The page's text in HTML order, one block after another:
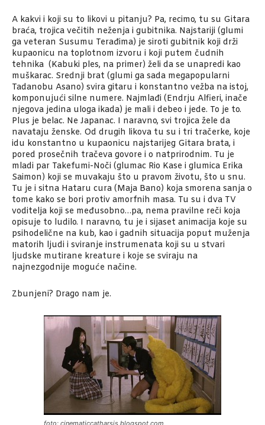
A kakvi i koji su to likovi u pitanju? Pa, recimo, tu su Gitara
braća, trojica večitih neženja i gubitnika. Najstariji (glumi
ga veteran Susumu Terađima) je siroti gubitnik koji drži
kupaonicu na toplotnom izvoru i koji putem čudnih
tehnika (Kabuki ples, na primer) želi da se unapredi kao
muškarac. Srednji brat (glumi ga sada megapopularni
Tadanobu Asano) svira gitaru i konstantno vežba na istoj,
komponujući silne numere. Najmlađi (Endrju Alfieri, inače
njegova jedina uloga ikada) je mali i debeo i jede. To je to.
Plus je belac. Ne Japanac. I naravno, svi trojica žele da
navataju ženske. Od drugih likova tu su i tri tračerke, koje
idu konstantno u kupaonicu najstarijeg Gitara brata, i
pored prosečnih tračeva govore i o natprirodnim. Tu je
mladi par Takefumi-Noči (glumac Rio Kase i glumica Erika
Saimon) koji se muvakaju što u pravom životu, što u snu.
Tu je i sitna Hataru cura (Maja Bano) koja smorena sanja o
tome kako se bori protiv amorfnih masa. Tu su i dva TV
voditelja koji se međusobno…pa, nema pravilne reči koja
opisuje to ludilo. I naravno, tu je i sijaset animacija koje su
psihodelične na kub, kao i gadnih situacija poput muženja
matorih ljudi i sviranje instrumenata koji su u stvari
ljudske mutirane kreature i koje se sviraju na
najnezgodnije moguće načine.
Zbunjeni? Drago nam je.